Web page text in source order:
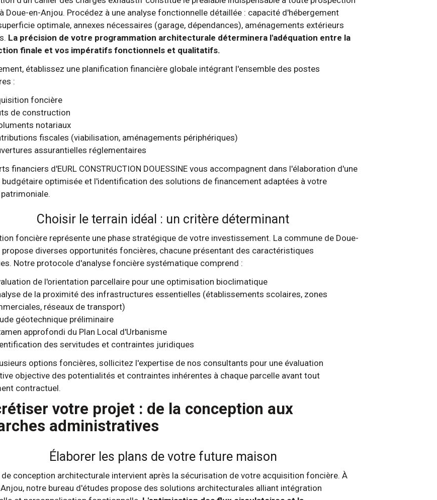
Doue-en-Anjou. Procédez à une analyse fonctionnelle détaillée : capacité d'hébergement
optimale, annexes nécessaires (garage, dépendances), aménagements extérieurs
La précision de votre programmation architecturale déterminera l'adéquation entre la
finale et vos impératifs fonctionnels et qualitatifs.
établissez une planification financière globale intégrant l'ensemble des postes
:
foncière
de construction
notariaux
fiscales (viabilisation, aménagements périphériques)
assurantielles réglementaires
financiers d'EURL CONSTRUCTION DOUESSINE vous accompagnent dans l'élaboration d'une
optimisée et l'identification des solutions de financement adaptées à votre
Choisir le terrain idéal : un critère déterminant
foncière représente une phase stratégique de votre investissement. La commune de Doue-
propose diverses opportunités foncières, chacune présentant des caractéristiques
Notre protocole d'analyse foncière systématique comprend :
de l'orientation parcellaire pour une optimisation bioclimatique
de la proximité des infrastructures essentielles (établissements scolaires, zones
réseaux de transport)
géotechnique préliminaire
approfondi du Plan Local d'Urbanisme
des servitudes et contraintes juridiques
options foncières, sollicitez l'expertise de nos consultants pour une évaluation
objective des potentialités et contraintes inhérentes à chaque parcelle avant tout
contractuel.
votre projet : de la conception aux
administratives
Élaborer les plans de votre future maison
de conception architecturale intervient après la sécurisation de votre acquisition foncière. À
notre bureau d'études propose des solutions architecturales alliant intégration